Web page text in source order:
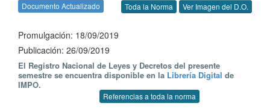
Documento Actualizado Toda la Norma Ver Imagen del D.O.
Promulgación: 18/09/2019
Publicación: 26/09/2019
El Registro Nacional de Leyes y Decretos del presente
semestre se encuentra disponible en la Librería Digital de
IMPO.
Referencias a toda la norma